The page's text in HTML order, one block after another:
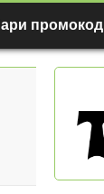
промокод